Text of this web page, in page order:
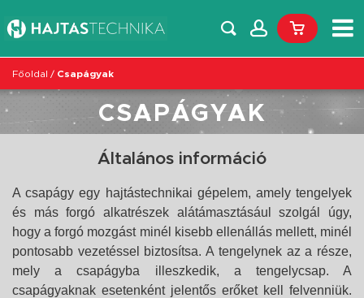
Főoldal / Csapágyak
CSAPÁGYAK
Általános információ
A csapágy egy hajtástechnikai gépelem, amely tengelyek
és más forgó alkatrészek alátámasztásául szolgál úgy,
hogy a forgó mozgást minél kisebb ellenállás mellett, minél
pontosabb vezetéssel biztosítsa. A tengelynek az a része,
mely a csapágyba illeszkedik, a tengelycsap. A
csapágyaknak esetenként jelentős erőket kell felvenniük.